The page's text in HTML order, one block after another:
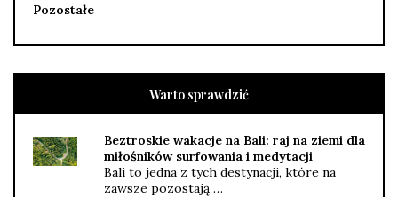
Pozostałe
Warto sprawdzić
Beztroskie wakacje na Bali: raj na ziemi dla
miłośników surfowania i medytacji
Bali to jedna z tych destynacji, które na
zawsze pozostają …